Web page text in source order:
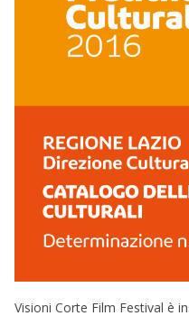
Visioni Corte Film Festival è